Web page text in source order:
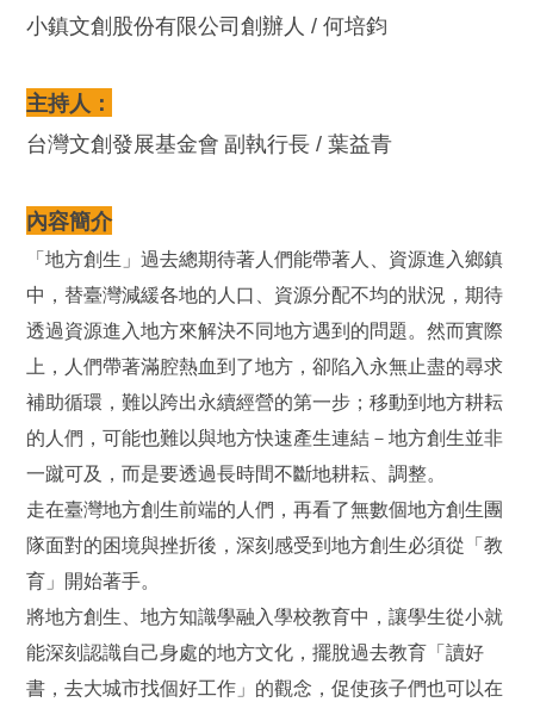
小鎮文創股份有限公司創辦人/何培鈞
主持人：
台灣文創發展基金會 副執行長/葉益青
內容簡介
「地方創生」過去總期待著人們能帶著人、資源進入鄉鎮
中，替臺灣減緩各地的人口、資源分配不均的狀況，期待
透過資源進入地方來解決不同地方遇到的問題。然而實際
上，人們帶著滿腔熱血到了地方，卻陷入永無止盡的尋求
補助循環，難以跨出永續經營的第一步；移動到地方耕耘
的人們，可能也難以與地方快速產生連結－地方創生並非
一蹴可及，而是要透過長時間不斷地耕耘、調整。
走在臺灣地方創生前端的人們，再看了無數個地方創生團
隊面對的困境與挫折後，深刻感受到地方創生必須從「教
育」開始著手。
將地方創生、地方知識學融入學校教育中，讓學生從小就
能深刻認識自己身處的地方文化，擺脫過去教育「讀好
書，去大城市找個好工作」的觀念，促使孩子們也可以在